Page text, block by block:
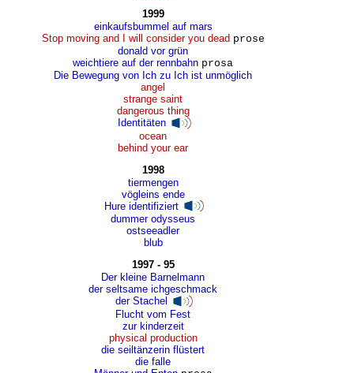
1999
einkaufsbummel auf mars
Stop moving and I will consider you dead prose
donald vor grün
weichtiere auf der rennbahn prosa
Die Bewegung von Ich zu Ich ist unmöglich
angel
strange saint
dangerous thing
Identitäten
ocean
behind your ear
1998
tiermengen
vögleins ende
Hure identifiziert
dummer odysseus
ostseeadler
blub
1997 - 95
Der kleine Barnelmann
der seltsame ichgeschmack
der Stachel
Flucht vom Fest
zur kinderzeit
physical production
die seiltänzerin flüstert
die falle